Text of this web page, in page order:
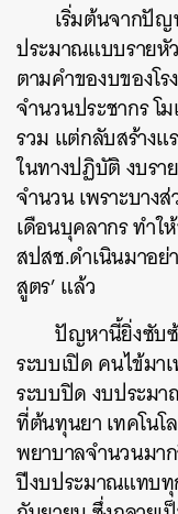
เริ่มต้นจากปั
ประมาณแบบรายหั
ตามคำของบของโ
จำนวนประชากร โ
รวม แต่กลับสร้าง
ในทางปฏิบัติ งบรา
จำนวน เพราะบาง
เดือนบุคลากร ทำใ
สปสช.ดำเนินมาอย่
สูตร’ แล้ว
ปัญหานี้ยิ่งซับ
ระบบเปิด คนไข้มา
ระบบปิด งบประม
ที่ต้นทุนยา เทคโนโ
พยาบาลจำนวนมา
ปีงบประมาณแทบทุ